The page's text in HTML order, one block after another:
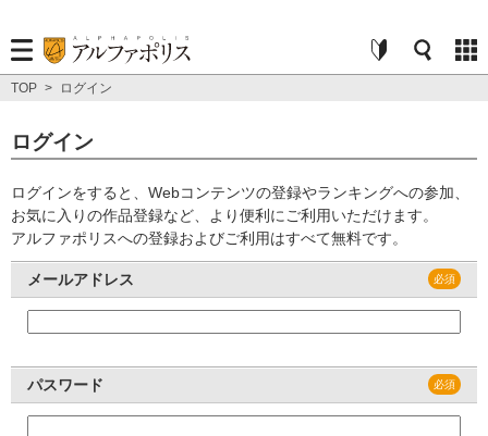
TOP > ログイン
ログイン
ログインをすると、Webコンテンツの登録やランキングへの参加、
お気に入りの作品登録など、より便利にご利用いただけます。
アルファポリスへの登録およびご利用はすべて無料です。
メールアドレス
パスワード